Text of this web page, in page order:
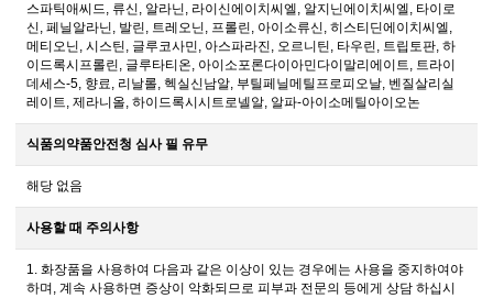
스파틱애씨드, 류신, 알라닌, 라이신에이치씨엘, 알지닌에이치씨엘, 타이로
신, 페닐알라닌, 발린, 트레오닌, 프롤린, 아이소류신, 히스티딘에이치씨엘,
메티오닌, 시스틴, 글루코사민, 아스파라진, 오르니틴, 타우린, 트립토판, 하
이드록시프롤린, 글루타티온, 아이소포론다이아민다이말리에이트, 트라이
데세스-5, 향료, 리날롤, 헥실신남알, 부틸페닐메틸프로피오날, 벤질살리실
레이트, 제라니올, 하이드록시시트로넬알, 알파-아이소메틸아이오논
식품의약품안전청 심사 필 유무
해당 없음
사용할 때 주의사항
1. 화장품을 사용하여 다음과 같은 이상이 있는 경우에는 사용을 중지하여야
하며, 계속 사용하면 증상이 악화되므로 피부과 전문의 등에게 상담 하십시